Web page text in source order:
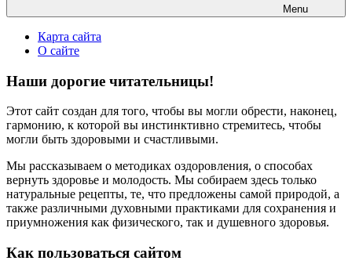
Menu
Карта сайта
О сайте
Наши дорогие читательницы!
Этот сайт создан для того, чтобы вы могли обрести, наконец,
гармонию, к которой вы инстинктивно стремитесь, чтобы
могли быть здоровыми и счастливыми.
Мы рассказываем о методиках оздоровления, о способах
вернуть здоровье и молодость. Мы собираем здесь только
натуральные рецепты, те, что предложены самой природой, а
также различными духовными практиками для сохранения и
приумножения как физического, так и душевного здоровья.
Как пользоваться сайтом